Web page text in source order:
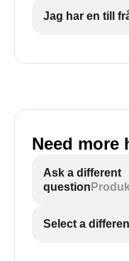
Jag har en till
Need more
Ask a different
question
Select a